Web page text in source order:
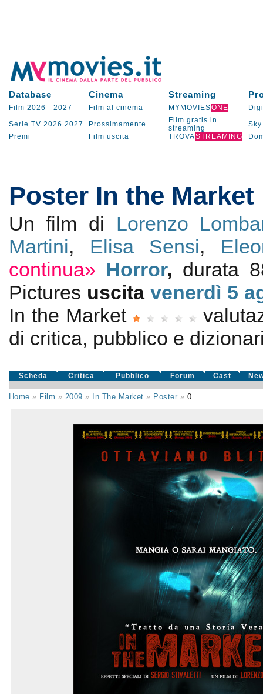
Database Cinema Streaming
Film 2026 - 2027 Film al cinema MYMOVIESONE
Serie TV 2026 2027 Prossimamente
Film gratis in
streaming
Sky
Premi
Film uscita TROVASTREAMING
Poster In the Market
Un film di Lorenzo
Martini, Elisa Sensi,
continua» Horror, durata
Pictures uscita venerdì 5
In the Market
di critica, pubblico e
Scheda Critica Pubblico Forum Cast
Home » Film » 2009 » In The Market » Poster » 0